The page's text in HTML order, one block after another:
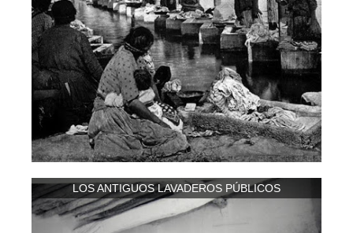
LOS ANTIGUOS LAVADEROS PÚBLICOS